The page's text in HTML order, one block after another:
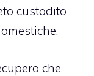
custodito
che